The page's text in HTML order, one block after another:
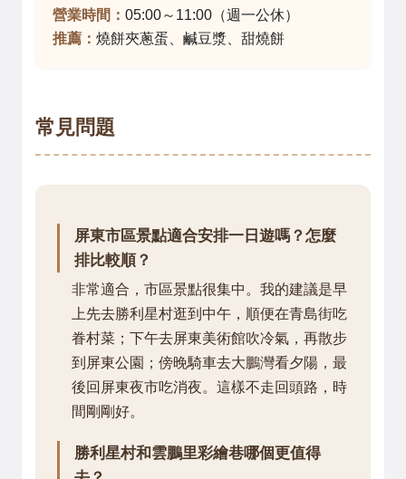
營業時間：05:00～11:00（週一公休）
推薦：燒餅夾蔥蛋、鹹豆漿、甜燒餅
常見問題
屏東市區景點適合安排一日遊嗎？怎麼
排比較順？
非常適合，市區景點很集中。我的建議是早
上先去勝利星村逛到中午，順便在青島街吃
眷村菜；下午去屏東美術館吹冷氣，再散步
到屏東公園；傍晚騎車去大鵬灣看夕陽，最
後回屏東夜市吃消夜。這樣不走回頭路，時
間剛剛好。
勝利星村和雲鵬里彩繪巷哪個更值得